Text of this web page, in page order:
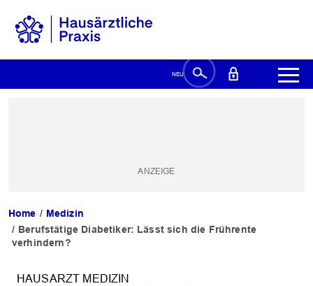
Home
Medizin
Berufstätige Diabetiker: Lässt sich die Frührente
verhindern?
HAUSARZT MEDIZIN